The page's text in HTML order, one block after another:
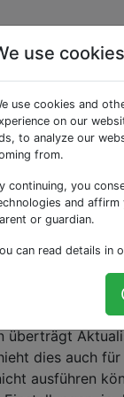
für
bei
und
aber
tun?
yosemite
überträgt
dies auch
ausführen
use cookies
use cookies and
on our
to analyze our
from.
continuing, you
and affirm
or guardian.
can read details in